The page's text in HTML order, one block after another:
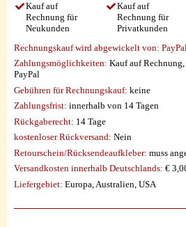
Kauf auf
Rechnung für
Neukunden
Kauf auf
Rechnung für
Privatkunden
Rechnungskauf wird abgewickelt von: PayPal
Zahlungsmöglichkeiten: Kauf auf
PayPal
Gebühren für Rechnungskauf: keine
Zahlungsfrist: innerhalb von 14 Tagen
Rückgaberecht: 14 Tage
kostenloser Rückversand: Nein
Retourschein/Rücksendeaufkleber: muss
Versandkosten innerhalb Deutschlands: €
Liefergebiet: Europa, Australien, USA